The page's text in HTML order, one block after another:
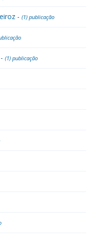
- (1) publicação
(1) publicação